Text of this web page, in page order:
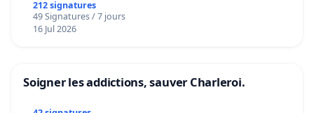
212 signatures
49 Signatures / 7 jours
16 Jul 2026
Soigner les addictions, sauver Charleroi.